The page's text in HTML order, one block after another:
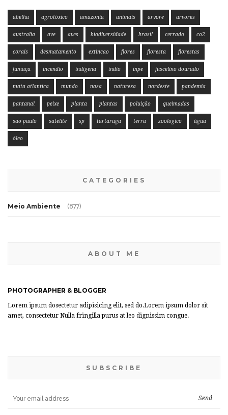
abelha agrotóxico amazonia animais arvore arvores
australia ave aves biodiversidade brasil cerrado co2
corais desmatamento extincao flores floresta florestas
fumaça incendio indigena indio inpe juscelino dourado
mata atlantica mundo nasa natureza nordeste pandemia
pantanal peixe planta plantas poluição queimadas
sao paulo satelite sp tartaruga terra zoologico água
óleo
CATEGORIES
Meio Ambiente (877)
ABOUT ME
PHOTOGRAPHER & BLOGGER
Lorem ipsum dosectetur adipisicing elit, sed do.Lorem ipsum dolor sit
amet, consectetur Nulla fringilla purus at leo dignissim congue.
SUBSCRIBE